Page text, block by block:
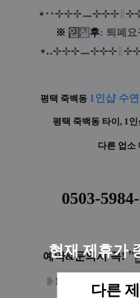
현재 제휴가
다른
⋆ ‥⊹⊹⊹ㅡ⊹⊹⊹∥ ⊹
※ 입 실 후: 퇴폐요
⋆‥⊹⊹⊹ㅡ⊹⊹⊹ ⊹
평택 죽백동 1인샵 수연
평택 죽백동 타이, 1
다른 업소
0503-
예약&문의시 꼭! "
❥ ❥ 말씀하셔야